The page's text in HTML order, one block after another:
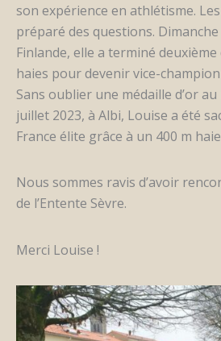
son expérience en athlétisme.
préparé des questions.
Finlande, elle a terminé
haies pour devenir vice-
Sans oublier une médaille d’or
juillet 2023, à Albi, Louise a été
France élite grâce à un 400 m
Nous sommes ravis d’avoir
de l’Entente Sèvre.
Merci Louise !